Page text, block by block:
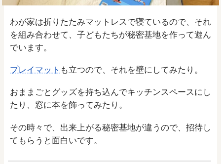
わが家は折りたたみマットレスで寝ているので、それ
を組み合わせて、子どもたちが秘密基地を作って遊ん
でいます。
プレイマット も立つので、それを壁にしてみたり。
おままごとグッズを持ち込んでキッチンスペースにし
たり、窓に本を飾ってみたり。
その時々で、出来上がる秘密基地が違うので、招待し
てもらうと面白いです。